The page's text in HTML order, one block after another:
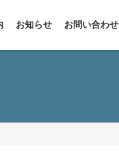
お知らせ お問い合わせ